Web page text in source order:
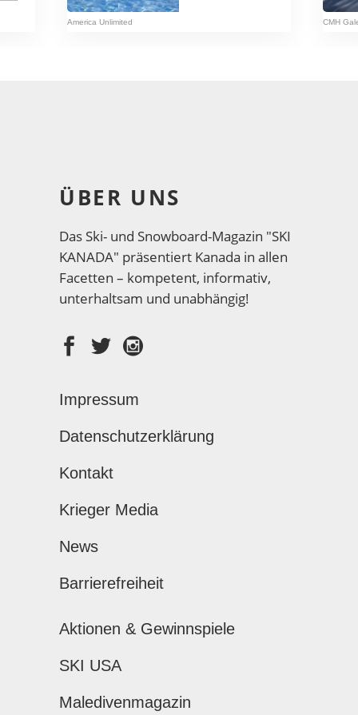
America Unlimited CMH
ÜBER UNS
Das Ski- und Snowboard-Magazin "SKI
KANADA" präsentiert Kanada in allen
Facetten – kompetent, informativ,
unterhaltsam und unabhängig!
Impressum
Datenschutzerklärung
Kontakt
Krieger Media
News
Barrierefreiheit
Aktionen & Gewinnspiele
SKI USA
Maledivenmagazin